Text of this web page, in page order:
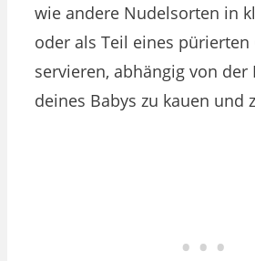
wie andere Nudelsorten in
oder als Teil eines pürierten
servieren, abhängig von der
deines Babys zu kauen und